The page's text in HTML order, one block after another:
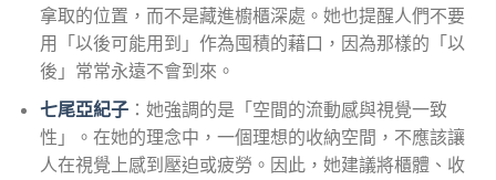
拿取的位置，而不是藏進櫥櫃深處。她也提醒人們不要
用「以後可能用到」作為囤積的藉口，因為那樣的「以
後」常常永遠不會到來。
七尾亞紀子：她強調的是「空間的流動感與視覺一致
性」。在她的理念中，一個理想的收納空間，不應該讓
人在視覺上感到壓迫或疲勞。因此，她建議將櫃體、收